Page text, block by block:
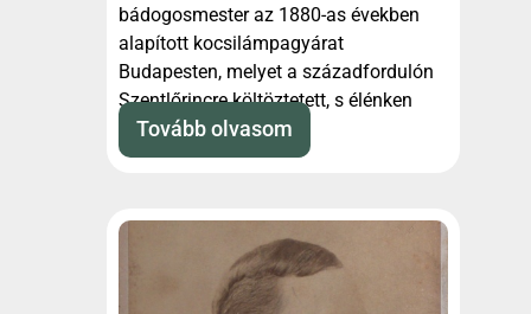
bádogosmester az 1880-as években
alapított kocsilámpagyárat
Budapesten, melyet a századfordulón
Szentlőrincre költöztetett, s élénken
bekapcsolódott
Tovább olvasom